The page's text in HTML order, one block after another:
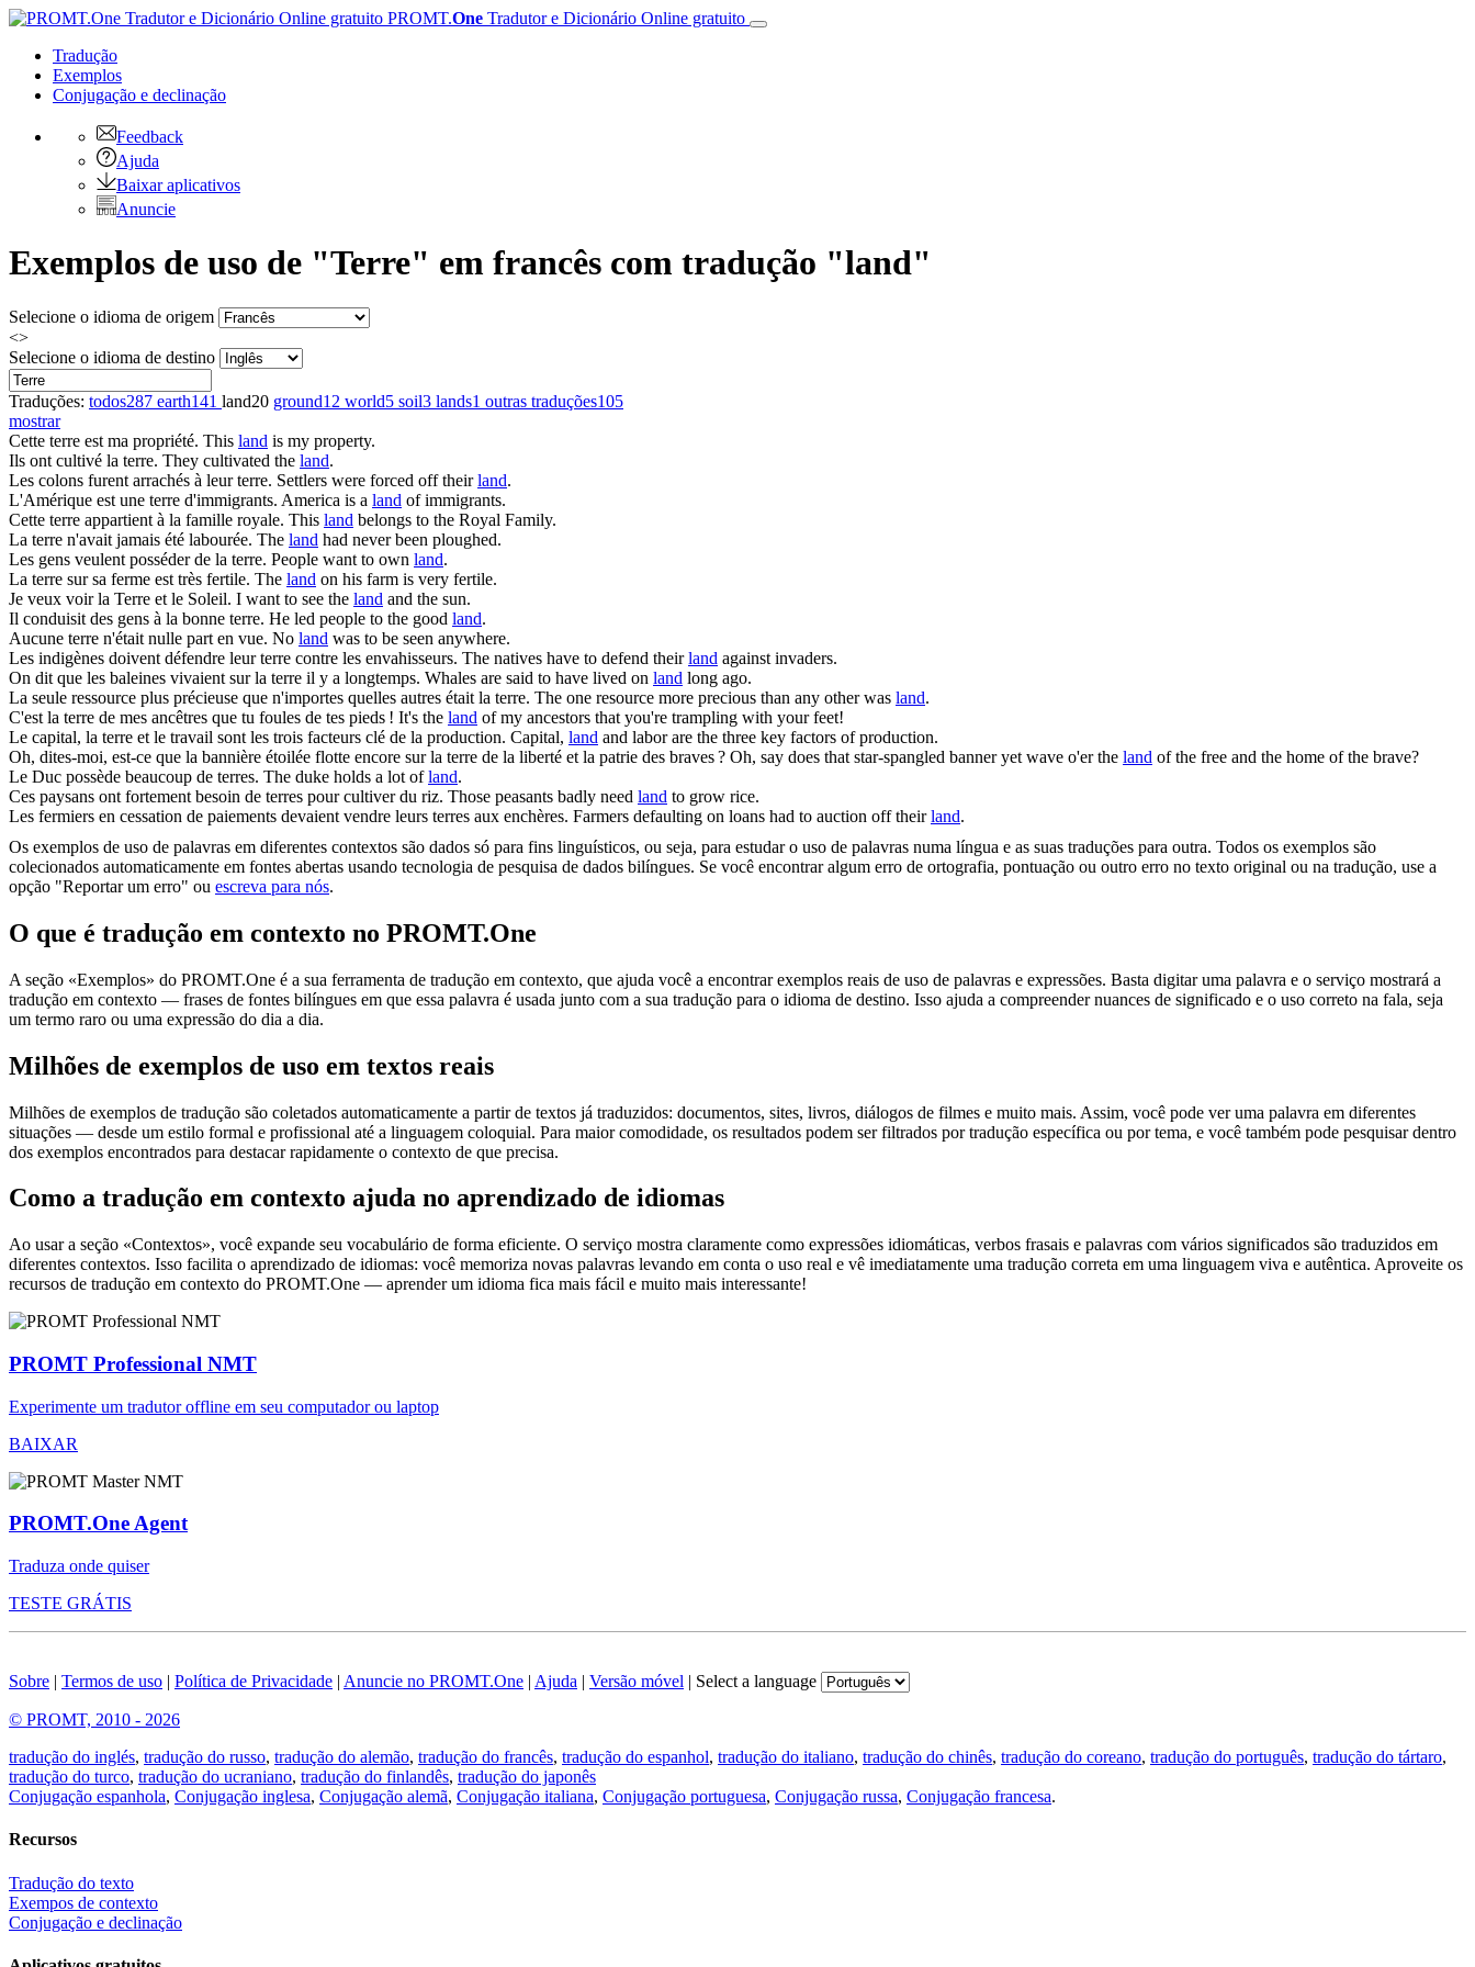
PROMT.One Tradutor e Dicionário Online gratuito
Tradução
Exemplos
Conjugação e declinação
Feedback
Ajuda
Baixar aplicativos
Anuncie
Exemplos de uso de "Terre" em francês com tradução "land"
Selecione o idioma de origem
<>
Selecione o idioma de destino
Traduções: todos287 earth141 land20 ground12 world5 soil3 lands1 outras traduções105
mostrar
Cette terre est ma propriété. This land is my property.
Ils ont cultivé la terre. They cultivated the land.
Les colons furent arrachés à leurterre. Settlers were forced off theirland.
L'Amérique est une terre d'immigrants. America is a land of immigrants.
Cette terre appartient à la famille royale. This land belongs to the Royal Family.
La terre n'avait jamais été labourée. The land had never been ploughed.
Les gens veulent posséder de la terre. People want to own land.
La terre sur sa ferme est très fertile. The land on his farm is very fertile.
Je veux voir la Terre et le Soleil. I want to see the land and the sun.
Il conduisit des gens à la bonne terre. He led people to the good land.
Aucune terre n'était nulle part en vue. No land was to be seen anywhere.
Les indigènes doivent défendre leurterre contre les envahisseurs. The natives have to defend theirland against invaders.
On dit que les baleines vivaient sur la terre il y a longtemps. Whales are said to have lived on land long ago.
La seule ressource plus précieuse que n'importes quelles autres était la terre. The one resource more precious than any other was land.
C'est la terre de mes ancêtres que tu foules de tes pieds ! It's the land of my ancestors that you're trampling with your feet!
Le capital, la terre et le travail sont les trois facteurs clé de la production. Capital, land and labor are the three key factors of production.
Oh, dites-moi, est-ce que la bannière étoilée flotte encore sur la terre de la liberté et la patrie des braves ? Oh, say does that star-spangled banner yet wave o'er the land of the free and the home of the brave?
Le Duc possède beaucoup de terres. The duke holds a lot ofland.
Ces paysans ont fortement besoin de terres pour cultiver du riz. Those peasants badly need land to grow rice.
Les fermiers en cessation de paiements devaient vendre leurs terres aux enchères. Farmers defaulting on loans had to auction off theirland.
Os exemplos de uso de palavras em diferentes contextos são dados só para fins linguísticos, ou seja, para estudar o uso de palavras numa língua e as suas traduções para outra. Todos os exemplos são
colecionados automaticamente em fontes abertas usando tecnologia de pesquisa de dados bilíngues. Se você encontrar algum erro de ortografia, pontuação ou outro erro no texto original ou na tradução, use a
opção "Reportar um erro" ou escreva para nós.
O que é tradução em contexto no PROMT.One
A seção «Exemplos» do PROMT.One é a sua ferramenta de tradução em contexto, que ajuda você a encontrar exemplos reais de uso de palavras e expressões. Basta digitar uma palavra e o serviço mostrará a
tradução em contexto — frases de fontes bilíngues em que essa palavra é usada junto com a sua tradução para o idioma de destino. Isso ajuda a compreender nuances de significado e o uso correto na fala, seja
um termo raro ou uma expressão do dia a dia.
Milhões de exemplos de uso em textos reais
Milhões de exemplos de tradução são coletados automaticamente a partir de textos já traduzidos: documentos, sites, livros, diálogos de filmes e muito mais. Assim, você pode ver uma palavra em diferentes
situações — desde um estilo formal e profissional até a linguagem coloquial. Para maior comodidade, os resultados podem ser filtrados por tradução específica ou por tema, e você também pode pesquisar dentro
dos exemplos encontrados para destacar rapidamente o contexto de que precisa.
Como a tradução em contexto ajuda no aprendizado de idiomas
Ao usar a seção «Contextos», você expande seu vocabulário de forma eficiente. O serviço mostra claramente como expressões idiomáticas, verbos frasais e palavras com vários significados são traduzidos em
diferentes contextos. Isso facilita o aprendizado de idiomas: você memoriza novas palavras levando em conta o uso real e vê imediatamente uma tradução correta em uma linguagem viva e autêntica. Aproveite os
recursos de tradução em contexto do PROMT.One — aprender um idioma fica mais fácil e muito mais interessante!
PROMT Professional NMT
Experimente um tradutor offline em seu computador ou laptop
BAIXAR
PROMT.One Agent
Traduza onde quiser
TESTE GRÁTIS
Sobre | Termos de uso | Política de Privacidade | Anuncie no PROMT.One | Ajuda | Versão móvel | Select a language
© PROMT, 2010 - 2026
tradução do inglés, tradução do russo, tradução do alemão, tradução do francês, tradução do espanhol, tradução do italiano, tradução do chinês, tradução do coreano, tradução do português, tradução do tártaro,
tradução do turco, tradução do ucraniano, tradução do finlandês, tradução do japonês
Conjugação espanhola, Conjugação inglesa, Conjugação alemã, Conjugação italiana, Conjugação portuguesa, Conjugação russa, Conjugação francesa.
Recursos
Tradução do texto
Exempos de contexto
Conjugação e declinação